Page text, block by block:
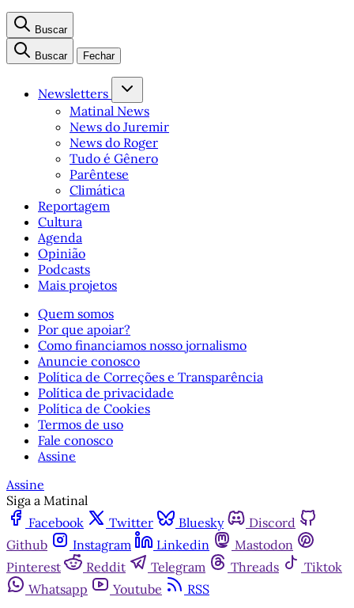
Buscar
Buscar Fechar
Newsletters
Matinal News
News do Juremir
News do Roger
Tudo é Gênero
Parêntese
Climática
Reportagem
Cultura
Agenda
Opinião
Podcasts
Mais projetos
Quem somos
Por que apoiar?
Como financiamos nosso jornalismo
Anuncie conosco
Política de Correções e Transparência
Política de privacidade
Política de Cookies
Termos de uso
Fale conosco
Assine
Assine
Siga a Matinal
Facebook
Twitter Bluesky
Discord
Github
Instagram Linkedin
Mastodon
Pinterest
Reddit Telegram Threads
Tiktok
Whatsapp
Youtube
RSS